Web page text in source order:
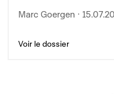
Marc Goergen ·
Voir le dossier